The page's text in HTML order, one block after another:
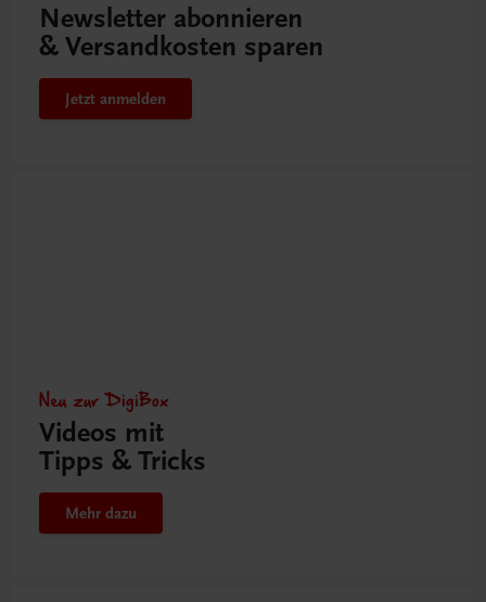
Newsletter abonnieren
& Versandkosten sparen
Jetzt anmelden
Neu zur DigiBox
Videos mit
Tipps & Tricks
Mehr dazu